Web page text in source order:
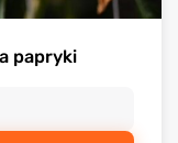
papryki